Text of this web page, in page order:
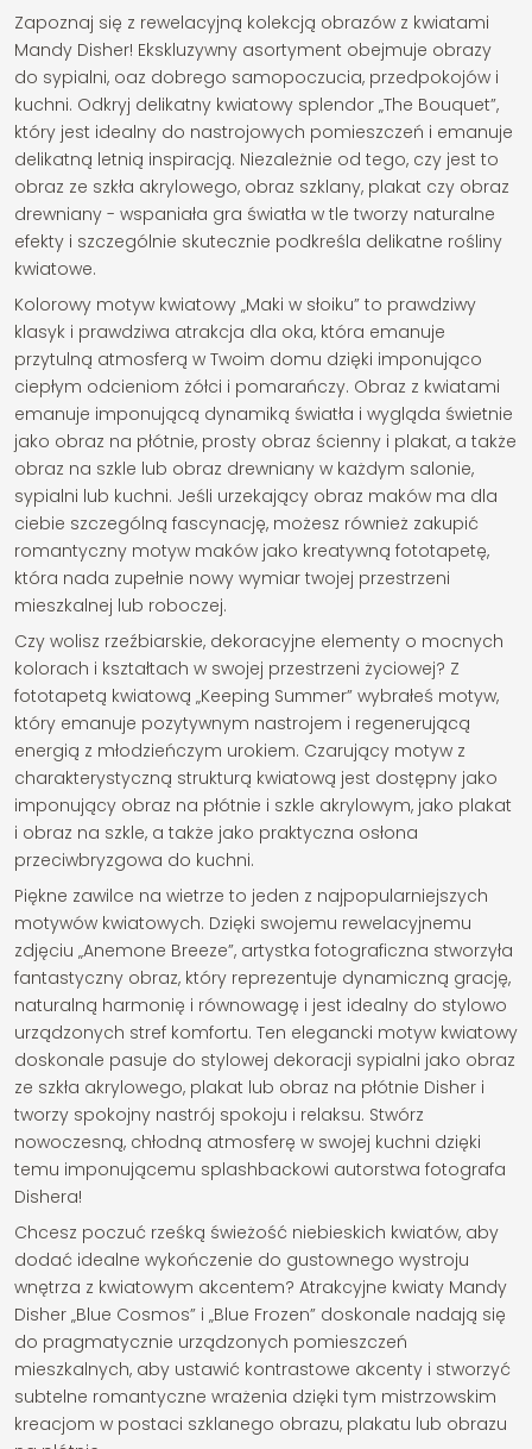
Zapoznaj się z rewelacyjną kolekcją obrazów z kwiatami
Mandy Disher! Ekskluzywny asortyment obejmuje obrazy
do sypialni, oaz dobrego samopoczucia, przedpokojów i
kuchni. Odkryj delikatny kwiatowy splendor „The Bouquet”,
który jest idealny do nastrojowych pomieszczeń i emanuje
delikatną letnią inspiracją. Niezależnie od tego, czy jest to
obraz ze szkła akrylowego, obraz szklany, plakat czy obraz
drewniany - wspaniała gra światła w tle tworzy naturalne
efekty i szczególnie skutecznie podkreśla delikatne rośliny
kwiatowe.
Kolorowy motyw kwiatowy „Maki w słoiku” to prawdziwy
klasyk i prawdziwa atrakcja dla oka, która emanuje
przytulną atmosferą w Twoim domu dzięki imponująco
ciepłym odcieniom żółci i pomarańczy. Obraz z kwiatami
emanuje imponującą dynamiką światła i wygląda świetnie
jako obraz na płótnie, prosty obraz ścienny i plakat, a także
obraz na szkle lub obraz drewniany w każdym salonie,
sypialni lub kuchni. Jeśli urzekający obraz maków ma dla
ciebie szczególną fascynację, możesz również zakupić
romantyczny motyw maków jako kreatywną fototapetę,
która nada zupełnie nowy wymiar twojej przestrzeni
mieszkalnej lub roboczej.
Czy wolisz rzeźbiarskie, dekoracyjne elementy o mocnych
kolorach i kształtach w swojej przestrzeni życiowej? Z
fototapetą kwiatową „Keeping Summer” wybrałeś motyw,
który emanuje pozytywnym nastrojem i regenerującą
energią z młodzieńczym urokiem. Czarujący motyw z
charakterystyczną strukturą kwiatową jest dostępny jako
imponujący obraz na płótnie i szkle akrylowym, jako plakat
i obraz na szkle, a także jako praktyczna osłona
przeciwbryzgowa do kuchni.
Piękne zawilce na wietrze to jeden z najpopularniejszych
motywów kwiatowych. Dzięki swojemu rewelacyjnemu
zdjęciu „Anemone Breeze”, artystka fotograficzna stworzyła
fantastyczny obraz, który reprezentuje dynamiczną grację,
naturalną harmonię i równowagę i jest idealny do stylowo
urządzonych stref komfortu. Ten elegancki motyw kwiatowy
doskonale pasuje do stylowej dekoracji sypialni jako obraz
ze szkła akrylowego, plakat lub obraz na płótnie Disher i
tworzy spokojny nastrój spokoju i relaksu. Stwórz
nowoczesną, chłodną atmosferę w swojej kuchni dzięki
temu imponującemu splashbackowi autorstwa fotografa
Dishera!
Chcesz poczuć rześką świeżość niebieskich kwiatów, aby
dodać idealne wykończenie do gustownego wystroju
wnętrza z kwiatowym akcentem? Atrakcyjne kwiaty Mandy
Disher „Blue Cosmos” i „Blue Frozen” doskonale nadają się
do pragmatycznie urządzonych pomieszczeń
mieszkalnych, aby ustawić kontrastowe akcenty i stworzyć
subtelne romantyczne wrażenia dzięki tym mistrzowskim
kreacjom w postaci szklanego obrazu, plakatu lub obrazu